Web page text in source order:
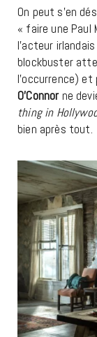
On peut s’en
« faire une Paul
l’acteur
blockbuster
l’occurrence)
O’Connorne
thing in
bien après tout.